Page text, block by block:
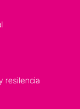
resilencia